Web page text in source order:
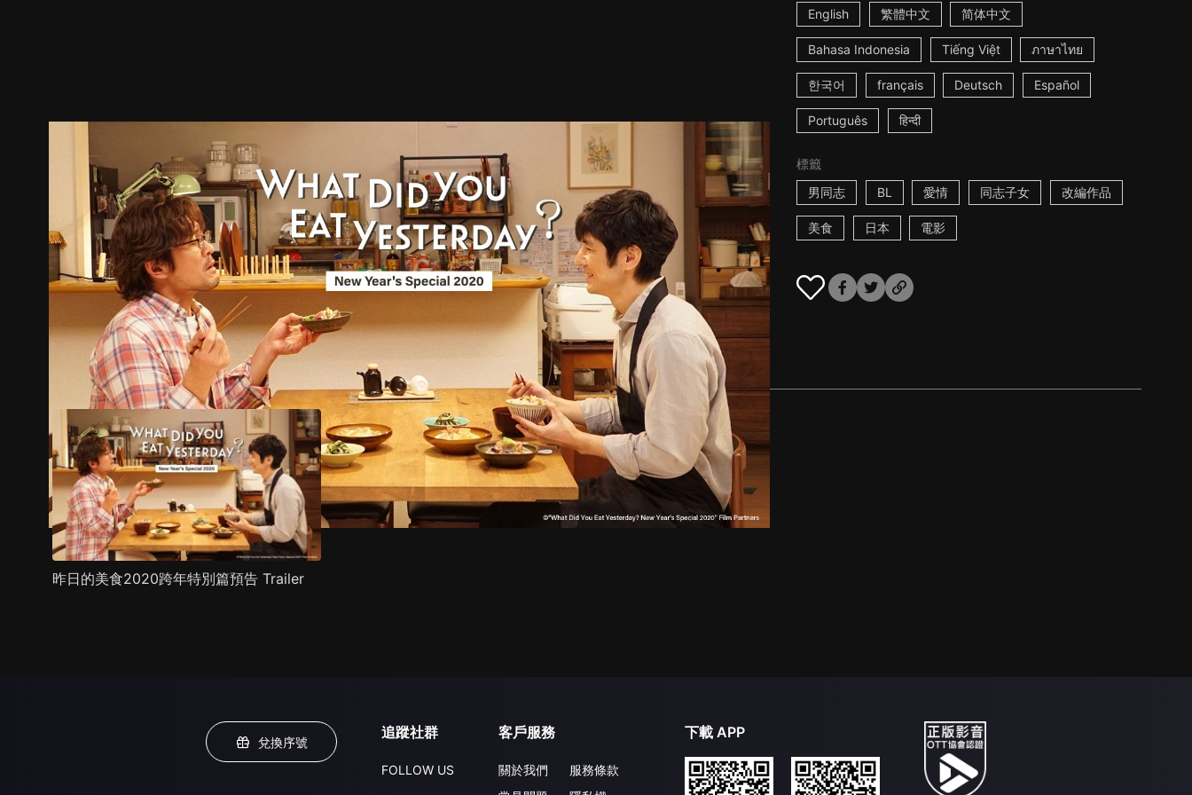
English 繁體中文 简体中文
Bahasa Indonesia Tiếng Việt ภาษาไทย
한국어 français Deutsch Español
Português हिन्दी
標籤
男同志
BL 愛情 同志子女 改編作品
美食 日本 電影
劇照 推薦影片 劇情介紹
昨日的美食2020跨年特別篇預告 Trailer
兌換序號
追蹤社群
FOLLOW US
客戶服務
關於我們
服務條款
下載 APP